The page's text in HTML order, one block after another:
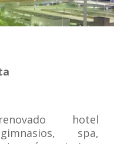
hotel
spa,